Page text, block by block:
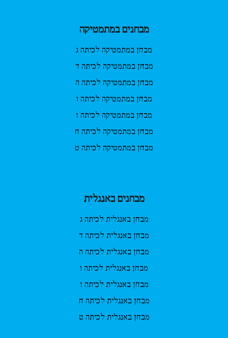
מבחנים במתמטיקה
מבחן במתמטיקה לכיתה ג
מבחן במתמטיקה לכיתה ד
מבחן במתמטיקה לכיתה ה
מבחן במתמטיקה לכיתה ו
מבחן במתמטיקה לכיתה ז
מבחן במתמטיקה לכיתה ח
מבחן במתמטיקה לכיתה ט
מבחנים באנגלית
מבחן באנגלית לכיתה ג
מבחן באנגלית לכיתה ד
מבחן באנגלית לכיתה ה
מבחן באנגלית לכיתה ו
מבחן באנגלית לכיתה ז
מבחן באנגלית לכיתה ח
מבחן באנגלית לכיתה ט